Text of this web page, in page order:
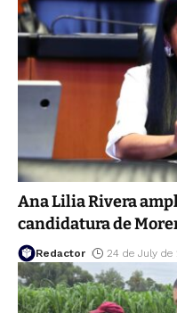
Ana Lilia Rivera
candidatura de
Redactor 24 de July de